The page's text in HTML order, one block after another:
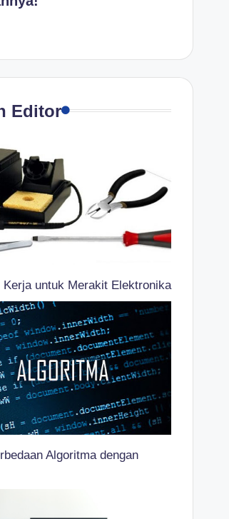
Editor
Kerja untuk Merakit Elektronika
Algoritma dengan